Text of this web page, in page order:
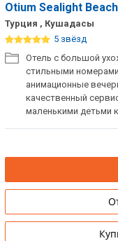
Otium Sealight
Турция , Кушадасы
5 звёзд
Отель с большой
стильными
анимационные
качественный
маленькими детьми
семейного отдыха,